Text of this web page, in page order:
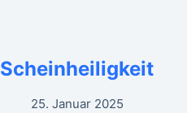
Scheinheiligkeit
25. Januar 2025